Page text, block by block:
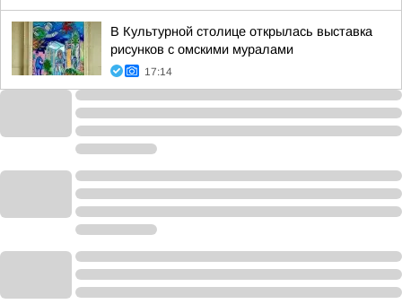
В Культурной столице открылась выставка
рисунков с омскими муралами
17:14